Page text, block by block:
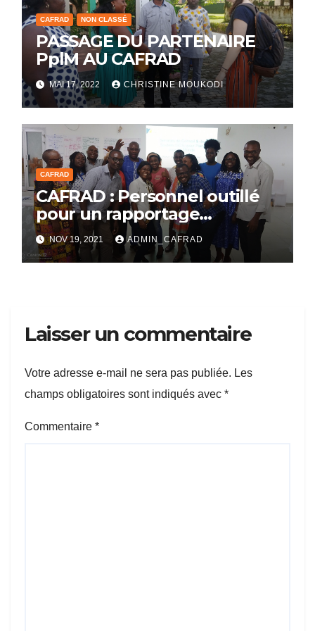
CAFRAD NON CLASSÉ
PASSAGE DU PARTENAIRE
PplM AU CAFRAD
MAI 17, 2022 CHRISTINE MOUKODI
CAFRAD
CAFRAD : Personnel outillé
pour un rapportage
pertinent
NOV 19, 2021 ADMIN_CAFRAD
Laisser un commentaire
Votre adresse e-mail ne sera pas publiée. Les
champs obligatoires sont indiqués avec *
Commentaire *